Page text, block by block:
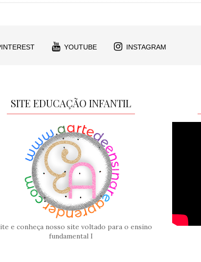
YOUTUBE INSTAGRAM
SITE EDUCAÇÃO INFANTIL
e conheça nosso site voltado para o ensino
fundamental I